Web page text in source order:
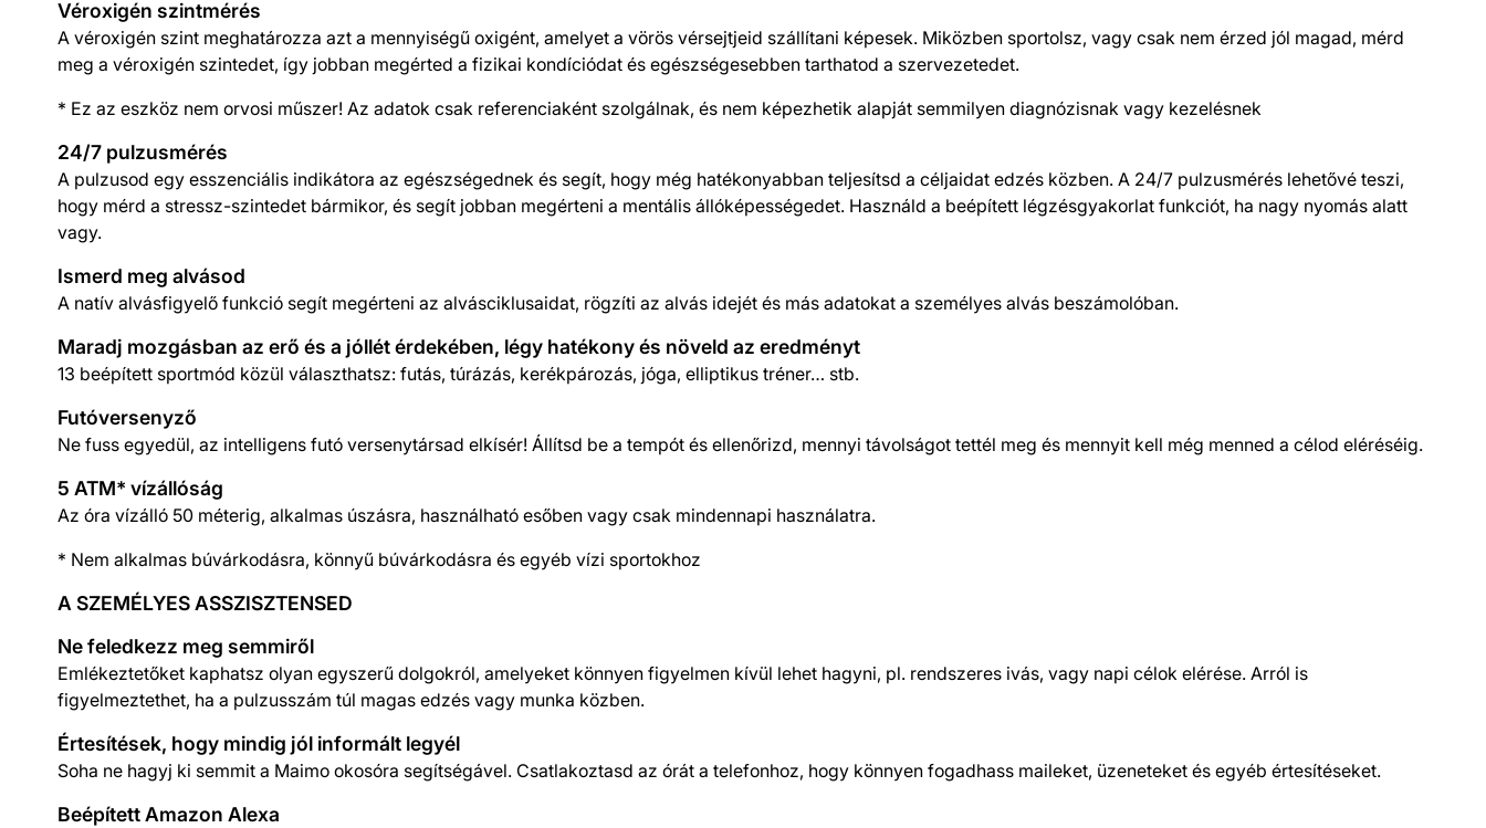
Véroxigén szintmérés
A véroxigén szint meghatározza azt a mennyiségű oxigént, amelyet a vörös vérsejtjeid szállítani képesek. Miközben sportolsz, vagy csak nem érzed jól magad, mérd
meg a véroxigén szintedet, így jobban megérted a fizikai kondíciódat és egészségesebben tarthatod a szervezetedet.
* Ez az eszköz nem orvosi műszer! Az adatok csak referenciaként szolgálnak, és nem képezhetik alapját semmilyen diagnózisnak vagy kezelésnek
24/7 pulzusmérés
A pulzusod egy esszenciális indikátora az egészségednek és segít, hogy még hatékonyabban teljesítsd a céljaidat edzés közben. A 24/7 pulzusmérés lehetővé teszi,
hogy mérd a stressz-szintedet bármikor, és segít jobban megérteni a mentális állóképességedet. Használd a beépített légzésgyakorlat funkciót, ha nagy nyomás alatt
vagy.
Ismerd meg alvásod
A natív alvásfigyelő funkció segít megérteni az alvásciklusaidat, rögzíti az alvás idejét és más adatokat a személyes alvás beszámolóban.
Maradj mozgásban az erő és a jóllét érdekében, légy hatékony és növeld az eredményt
13 beépített sportmód közül választhatsz: futás, túrázás, kerékpározás, jóga, elliptikus tréner… stb.
Futóversenyző
Ne fuss egyedül, az intelligens futó versenytársad elkísér! Állítsd be a tempót és ellenőrizd, mennyi távolságot tettél meg és mennyit kell még menned a célod eléréséig.
5 ATM* vízállóság
Az óra vízálló 50 méterig, alkalmas úszásra, használható esőben vagy csak mindennapi használatra.
* Nem alkalmas búvárkodásra, könnyű búvárkodásra és egyéb vízi sportokhoz
A SZEMÉLYES ASSZISZTENSED
Ne feledkezz meg semmiről
Emlékeztetőket kaphatsz olyan egyszerű dolgokról, amelyeket könnyen figyelmen kívül lehet hagyni, pl. rendszeres ivás, vagy napi célok elérése. Arról is
figyelmeztethet, ha a pulzusszám túl magas edzés vagy munka közben.
Értesítések, hogy mindig jól informált legyél
Soha ne hagyj ki semmit a Maimo okosóra segítségável. Csatlakoztasd az órát a telefonhoz, hogy könnyen fogadhass maileket, üzeneteket és egyéb értesítéseket.
Beépített Amazon Alexa